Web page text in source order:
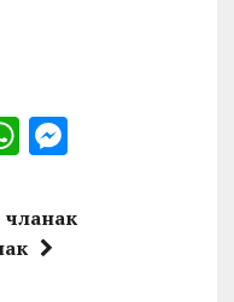
W
at
s
M
se